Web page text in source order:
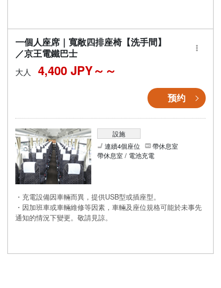
一個人座席｜寬敞四排座椅【洗手間】
／京王電鐵巴士
大人 4,400 JPY～
预约
設施
連續4個座位
帶休息室
帶休息室 / 電池充電
・充電設備因車輛而異，提供USB型或插座型。
・因加班車或車輛維修等因素，車輛及座位規格可能於未事先
通知的情況下變更。敬請見諒。